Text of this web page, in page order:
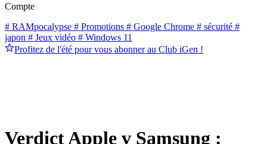
Compte
# RAMpocalypse # Promotions # Google Chrome # sécurité #
japon # Jeux vidéo # Windows 11
Profitez de l'été pour vous abonner au Club iGen !
Verdict Apple v Samsung :